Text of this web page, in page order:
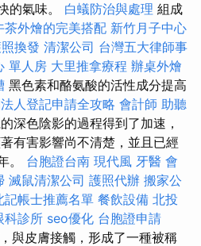
的氣味。 白蟻防治與處理 組成
茶外燴的完美搭配 新竹月子中心
換發 清潔公司 台灣五大律師事
單人房 大里推拿療程 辦桌外燴
黑色素和酪氨酸的活性成分提高
人登記申請全攻略 會計師 助聽
深色陰影的過程得到了加速，
有害影響尚不清楚，並且已經
。 台胞證台南 現代風 牙醫 會
滅鼠清潔公司 護照代辦 搬家公
記帳士推薦名單 餐飲設備 北投
科診所 seo優化 台胞證申請
與皮膚接觸，形成了一種被稱